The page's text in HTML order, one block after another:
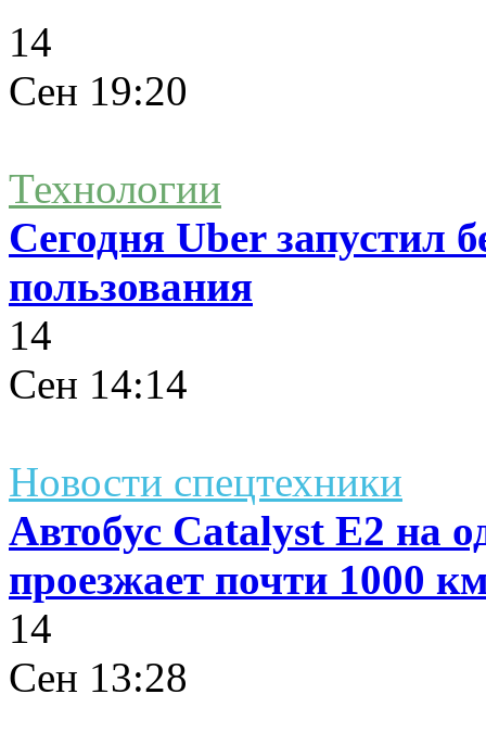
14
Сен 19:20
Технологии
Сегодня Uber запустил
пользования
14
Сен 14:14
Новости спецтехники
Автобус Catalyst Е2 на
проезжает почти 1000
14
Сен 13:28